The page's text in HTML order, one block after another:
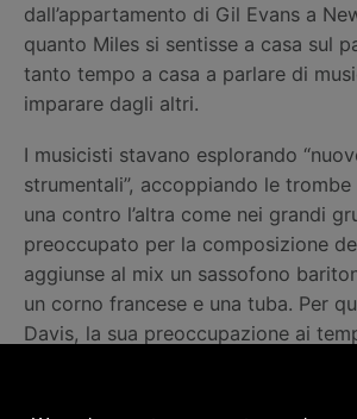
dall’appartamento di Gil Evans a
quanto Miles si sentisse a casa sul
tanto tempo a casa a parlare di
imparare dagli altri.
I musicisti stavano esplorando
strumentali”, accoppiando le
una contro l’altra come nei grandi
preoccupato per la composizione
aggiunse al mix un sassofono
un corno francese e una tuba. Per
Davis, la sua preoccupazione ai